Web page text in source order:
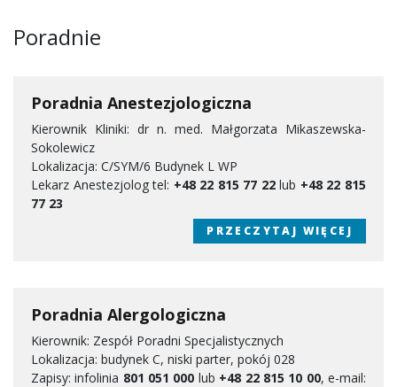
Poradnie
Poradnia Anestezjologiczna
Kierownik Kliniki: dr n. med. Małgorzata Mikaszewska-
Sokolewicz
Lokalizacja: C/SYM/6 Budynek L WP
Lekarz Anestezjolog tel: +48 22 815 77 22lub +48 22 815
77 23
PRZECZYTAJ WIĘCEJ
Poradnia Alergologiczna
Kierownik: Zespół Poradni Specjalistycznych
Lokalizacja: budynek C, niski parter, pokój 028
Zapisy: infolinia 801 051 000 lub +48 22 815 10 00, e-mail: